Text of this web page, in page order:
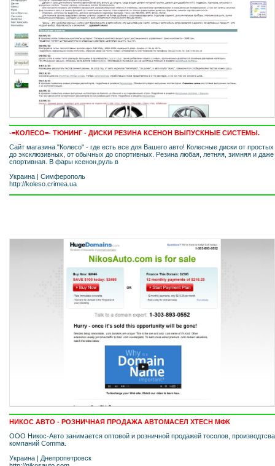
-=КОЛЕСО=- ТЮНИНГ - ДИСКИ РЕЗИНА КСЕНОН ВЫПУСКНЫЕ СИСТЕМЫ.
Сайт магазина "Колесо" - где есть все для Вашего авто! Колесные диски от простых
до эксклюзивных, от обычных до спортивных. Резина любая, летняя, зимняя и даже
спортивная. В фары ксенон,руль в
Украина | Симферополь
http://koleso.crimea.ua
НИКОС АВТО - РОЗНИЧНАЯ ПРОДАЖА АВТОМАСЕЛ XTECH МФК
ООО Никос-Авто занимается оптовой и розничной продажей тосолов, производтсва
компаний Comma.
Украина | Днепропетровск